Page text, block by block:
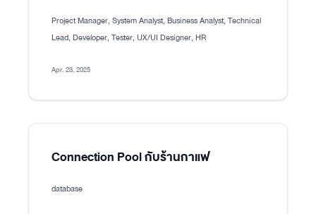
Project Manager, System Analyst, Business Analyst, Technical
Lead, Developer, Tester, UX/UI Designer, HR
Apr. 23, 2025
Connection Pool กับร้านกาแฟ
database